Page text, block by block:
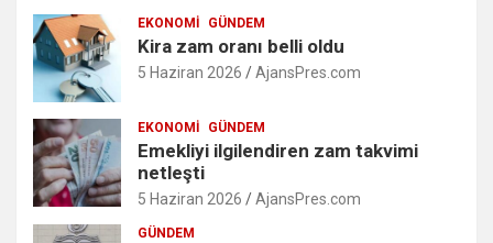
EKONOMI GÜNDEM
Kira zam oranı belli oldu
5 Haziran 2026 AjansPres.com
EKONOMI GÜNDEM
Emekliyi ilgilendiren zam takvimi
netleşti
5 Haziran 2026 AjansPres.com
GÜNDEM